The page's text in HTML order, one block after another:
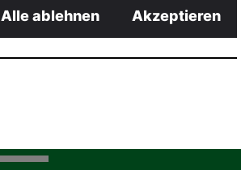
Alle ablehnen Akzeptieren